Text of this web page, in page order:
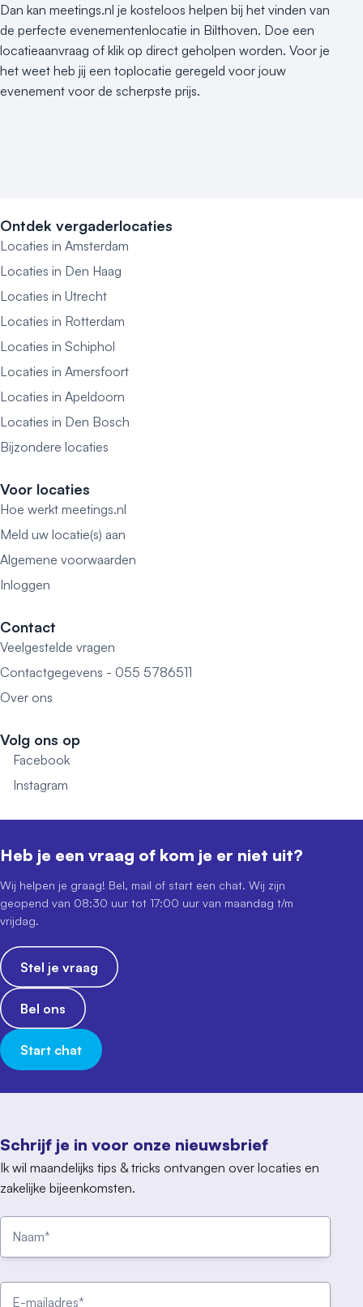
Dan kan meetings.nl je kosteloos helpen bij het vinden van
de perfecte evenementenlocatie in Bilthoven. Doe een
locatieaanvraag of klik op direct geholpen worden. Voor je
het weet heb jij een toplocatie geregeld voor jouw
evenement voor de scherpste prijs.
Ontdek vergaderlocaties
Locaties in Amsterdam
Locaties in Den Haag
Locaties in Utrecht
Locaties in Rotterdam
Locaties in Schiphol
Locaties in Amersfoort
Locaties in Apeldoorn
Locaties in Den Bosch
Bijzondere locaties
Voor locaties
Hoe werkt meetings.nl
Meld uw locatie(s) aan
Algemene voorwaarden
Inloggen
Contact
Veelgestelde vragen
Contactgegevens - 055 5786511
Over ons
Volg ons op
Facebook
Instagram
Schrijf je in voor onze nieuwsbrief
Ik wil maandelijks tips & tricks ontvangen over locaties en
zakelijke bijeenkomsten.
Heb je een vraag of kom je er niet uit?
Wij helpen je graag! Bel, mail of start een chat. Wij zijn
geopend van 08:30 uur tot 17:00 uur van maandag t/m
vrijdag.
Stel je vraag
Bel ons
Start chat